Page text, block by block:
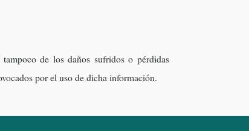
de los daños sufridos o pérdidas
por el uso de dicha información.